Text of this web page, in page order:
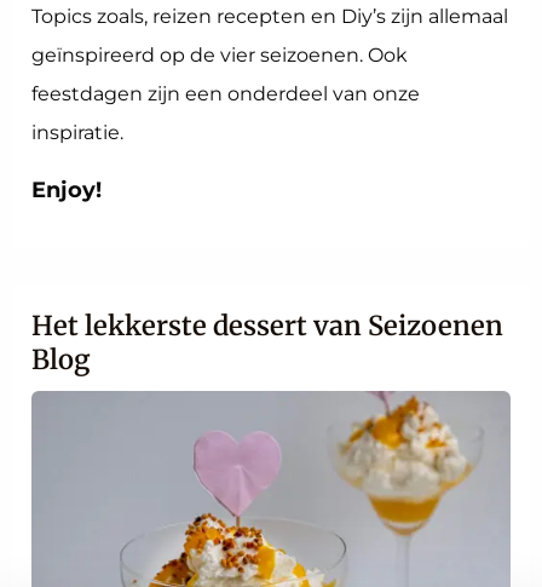
Topics zoals, reizen recepten en Diy’s zijn allemaal
geïnspireerd op de vier seizoenen. Ook
feestdagen zijn een onderdeel van onze
inspiratie.
Enjoy!
Het lekkerste dessert van Seizoenen
Blog